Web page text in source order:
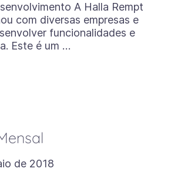
A Halla Rempt
com diversas empresas e
funcionalidades e
Este é um …
de 2018